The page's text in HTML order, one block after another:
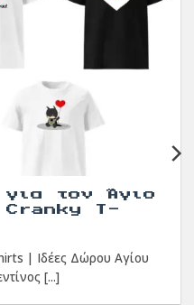
τον Άγιο
Cranky T-
| Ιδέες Δώρου Αγίου
[...]